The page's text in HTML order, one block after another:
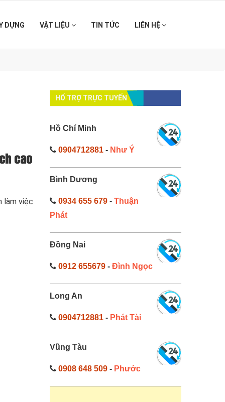
DỰNG VẬT LIỆU TIN TỨC LIÊN HỆ
cao
làm việc
HỔ TRỢ TRỰC TUYẾN
Hồ Chí Minh
0904712881- Như Ý
Bình Dương
0934 655 679- Thuận
Phát
Đồng Nai
0912 655679- Đình Ngọc
Long An
0904712881- Phát Tài
Vũng Tàu
0908 648 509- Phước